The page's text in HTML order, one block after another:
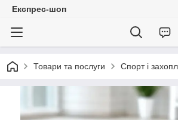
Експрес-шоп
Товари та послуги Спорт і